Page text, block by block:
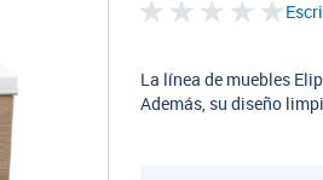
La línea de muebles
Además, su diseño